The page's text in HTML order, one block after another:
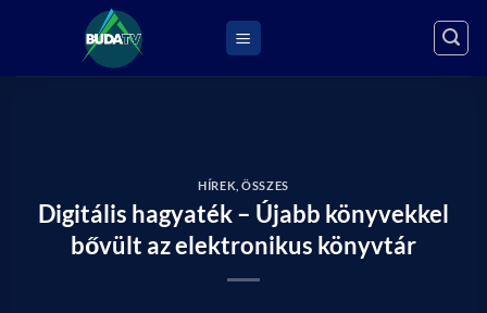
HÍREK ,ÖSSZES
Digitális hagyaték – Újabb könyvekkel
bővült az elektronikus könyvtár